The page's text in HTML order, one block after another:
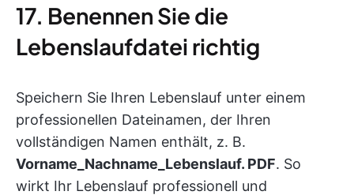
17. Benennen Sie die
Lebenslaufdatei richtig
Speichern Sie Ihren Lebenslauf unter einem
professionellen Dateinamen, der Ihren
vollständigen Namen enthält, z. B.
Vorname_Nachname_Lebenslauf. PDF. So
wirkt Ihr Lebenslauf professionell und